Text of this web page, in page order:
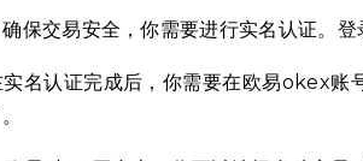
确保交易安全，你需要进行实名认证。
实名认证完成后，你需要在欧易okex